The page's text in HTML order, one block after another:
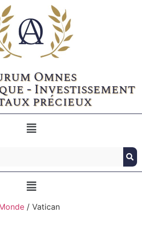
Omnes
- Investissement
précieux
/ Vatican